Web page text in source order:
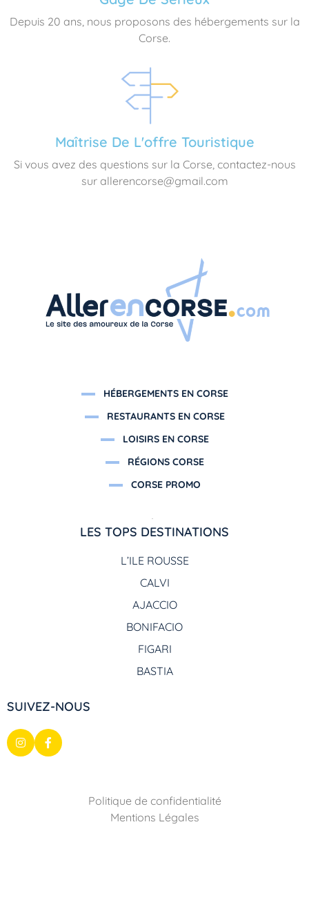
Depuis 20 ans, nous proposons des hébergements sur la
Corse.
Maîtrise De L'offre Touristique
Si vous avez des questions sur la Corse, contactez-nous
sur allerencorse@gmail.com
HÉBERGEMENTS EN CORSE
RESTAURANTS EN CORSE
LOISIRS EN CORSE
RÉGIONS CORSE
CORSE PROMO
LES TOPS DESTINATIONS
L’ILE ROUSSE
CALVI
AJACCIO
BONIFACIO
FIGARI
BASTIA
SUIVEZ-NOUS
Politique de confidentialité
Mentions Légales